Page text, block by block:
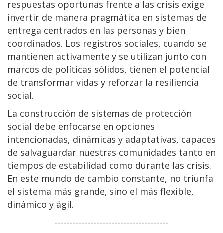
respuestas oportunas frente a las crisis exige
invertir de manera pragmática en sistemas de
entrega centrados en las personas y bien
coordinados. Los registros sociales, cuando se
mantienen activamente y se utilizan junto con
marcos de políticas sólidos, tienen el potencial
de transformar vidas y reforzar la resiliencia
social.
La construcción de sistemas de protección
social debe enfocarse en opciones
intencionadas, dinámicas y adaptativas, capaces
de salvaguardar nuestras comunidades tanto en
tiempos de estabilidad como durante las crisis.
En este mundo de cambio constante, no triunfa
el sistema más grande, sino el más flexible,
dinámico y ágil.
--------------------------------------